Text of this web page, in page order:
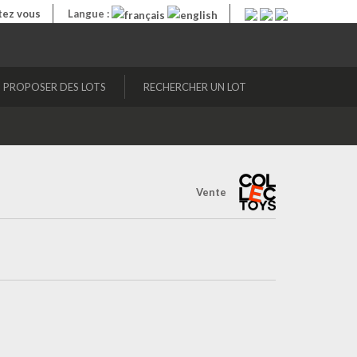
vous Langue :
PROPOSER DES LOTS RECHERCHER UN LOT
Vente